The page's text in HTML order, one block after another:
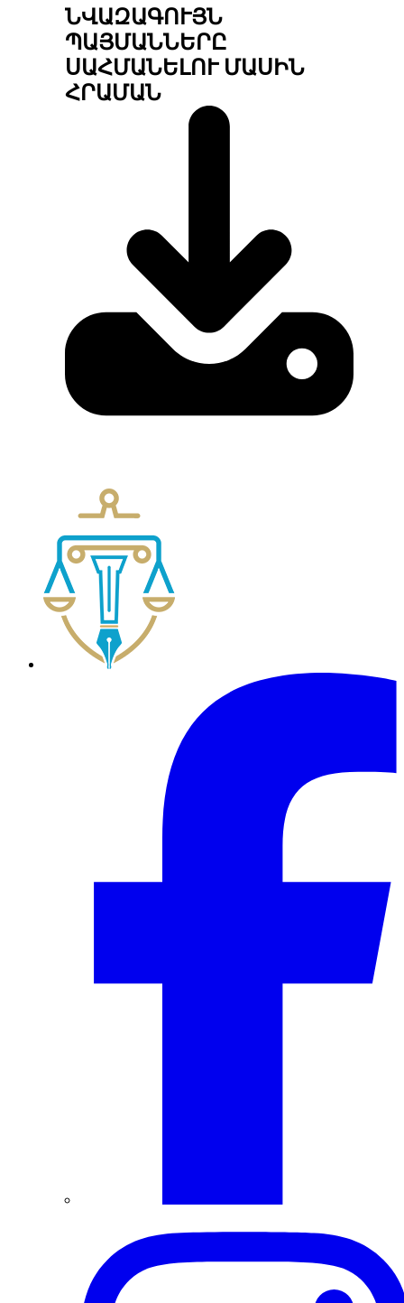
ՆՎԱԶԱԳՈՒՅՆ
ՊԱՅՄԱՆՆԵՐԸ
ՍԱՀՄԱՆԵԼՈՒ ՄԱՍԻՆ
ՀՐԱՄԱՆ